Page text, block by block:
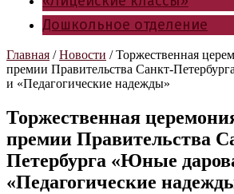
Дошкольное отделение
Главная /Новости /Торжественная
премии Правительства Санкт-
и «Педагогические надежды»
Торжественная
премии Правительства
Петербурга «Юные
«Педагогические